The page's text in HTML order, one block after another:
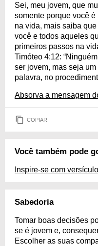
Sei, meu jovem, que
somente porque você
na vida, mais saiba
você e todos aqueles
primeiros passos na
Timóteo 4:12:
ser jovem, mas seja
palavra, no
Absorva a mensagem
COPIAR
Você também pode
Inspire-se com
Sabedoria
Tomar boas decisões
se é jovem e,
Escolher as suas